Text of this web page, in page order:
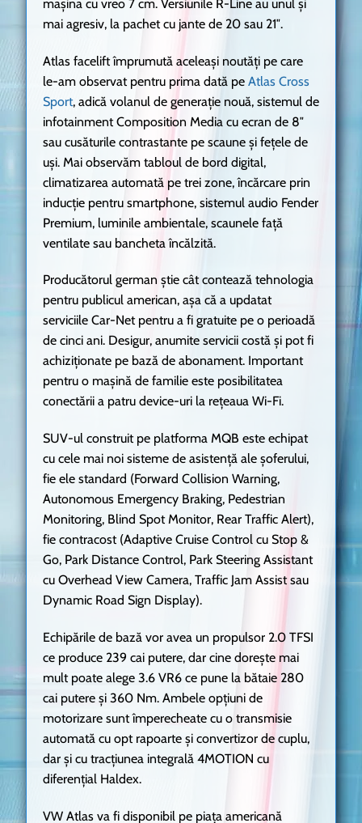
mașina cu vreo 7 cm. Versiunile R-Line au unul și
mai agresiv, la pachet cu jante de 20 sau 21″.
Atlas facelift împrumută aceleași noutăți pe care
le-am observat pentru prima dată pe Atlas Cross
Sport, adică volanul de generație nouă, sistemul de
infotainment Composition Media cu ecran de 8″
sau cusăturile contrastante pe scaune și fețele de
uși. Mai observăm tabloul de bord digital,
climatizarea automată pe trei zone, încărcare prin
inducție pentru smartphone, sistemul audio Fender
Premium, luminile ambientale, scaunele față
ventilate sau bancheta încălzită.
Producătorul german știe cât contează tehnologia
pentru publicul american, așa că a updatat
serviciile Car-Net pentru a fi gratuite pe o perioadă
de cinci ani. Desigur, anumite servicii costă și pot fi
achiziționate pe bază de abonament. Important
pentru o mașină de familie este posibilitatea
conectării a patru device-uri la rețeaua Wi-Fi.
SUV-ul construit pe platforma MQB este echipat
cu cele mai noi sisteme de asistență ale șoferului,
fie ele standard (Forward Collision Warning,
Autonomous Emergency Braking, Pedestrian
Monitoring, Blind Spot Monitor, Rear Traffic Alert),
fie contracost (Adaptive Cruise Control cu Stop &
Go, Park Distance Control, Park Steering Assistant
cu Overhead View Camera, Traffic Jam Assist sau
Dynamic Road Sign Display).
Echipările de bază vor avea un propulsor 2.0 TFSI
ce produce 239 cai putere, dar cine dorește mai
mult poate alege 3.6 VR6 ce pune la bătaie 280
cai putere și 360 Nm. Ambele opțiuni de
motorizare sunt împerecheate cu o transmisie
automată cu opt rapoarte și convertizor de cuplu,
dar și cu tracțiunea integrală 4MOTION cu
diferențial Haldex.
VW Atlas va fi disponibil pe piața americană